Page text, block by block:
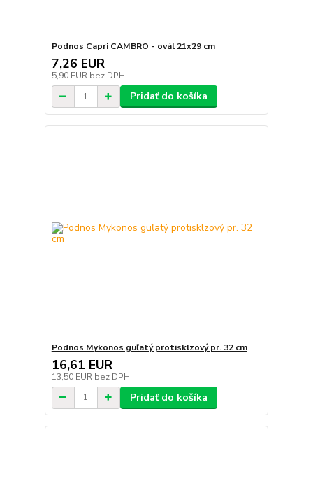
Podnos Capri CAMBRO - ovál 21x29 cm
7,26 EUR
5,90 EUR bez DPH
Pridať do košíka
Podnos Mykonos guľatý protisklzový pr. 32 cm
16,61 EUR
13,50 EUR bez DPH
Pridať do košíka